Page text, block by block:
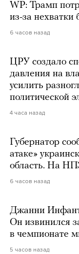
WP: Трамп
из-за нехватки
6 часов назад
ЦРУ создало
давления на
усилить
политической
4 часа назад
Губернатор
атаке»
область. На
6 часов назад
Джанни
Он извинился
в чемпионате
5 часов назад